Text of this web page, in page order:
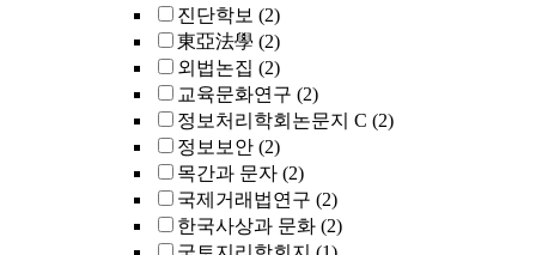
진단학보 (2)
東亞法學 (2)
외법논집 (2)
교육문화연구 (2)
정보처리학회논문지 C (2)
정보보안 (2)
목간과 문자 (2)
국제거래법연구 (2)
한국사상과 문화 (2)